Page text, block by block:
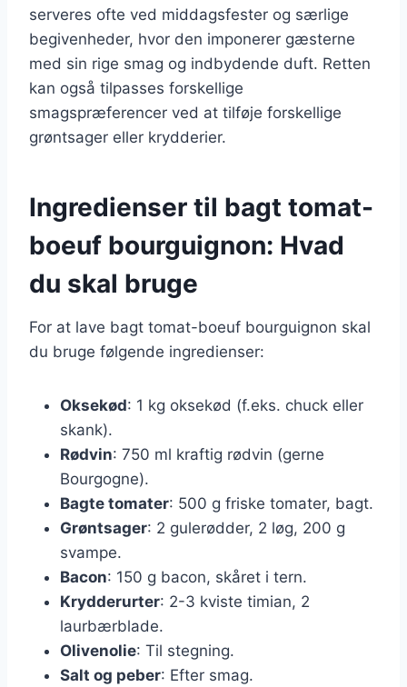
serveres ofte ved middagsfester og særlige
begivenheder, hvor den imponerer gæsterne
med sin rige smag og indbydende duft. Retten
kan også tilpasses forskellige
smagspræferencer ved at tilføje forskellige
grøntsager eller krydderier.
Ingredienser til bagt tomat-
boeuf bourguignon: Hvad
du skal bruge
For at lave bagt tomat-boeuf bourguignon skal
du bruge følgende ingredienser:
Oksekød: 1 kg oksekød (f.eks. chuck eller
skank).
Rødvin: 750 ml kraftig rødvin (gerne
Bourgogne).
Bagte tomater: 500 g friske tomater, bagt.
Grøntsager: 2 gulerødder, 2 løg, 200 g
svampe.
Bacon: 150 g bacon, skåret i tern.
Krydderurter: 2-3 kviste timian, 2
laurbærblade.
Olivenolie: Til stegning.
Salt og peber: Efter smag.